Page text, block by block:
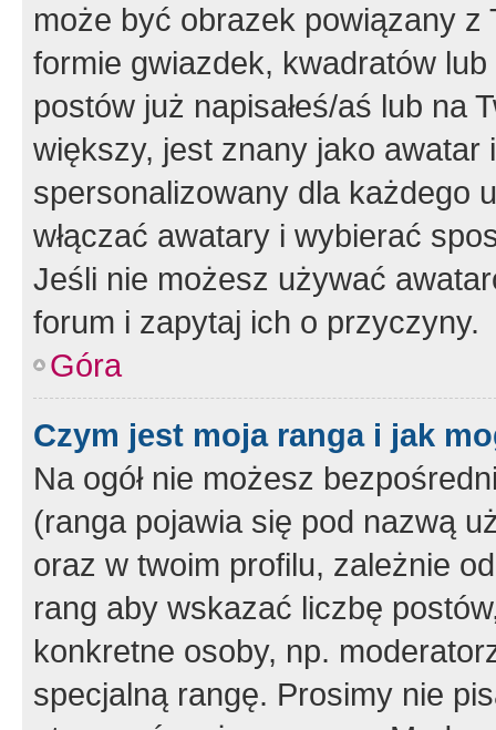
może być obrazek powiązany z
formie gwiazdek, kwadratów
postów już napisałeś/aś lub na
większy, jest znany jako
spersonalizowany dla każdego
włączać awatary i wybierać
Jeśli nie możesz używać
forum i zapytaj ich o przyczyny.
Góra
Czym jest moja ranga i jak
Na ogół nie możesz
(ranga pojawia się pod nazwą
oraz w twoim profilu, zależnie
rang aby wskazać liczbę
konkretne osoby, np.
specjalną rangę. Prosimy nie